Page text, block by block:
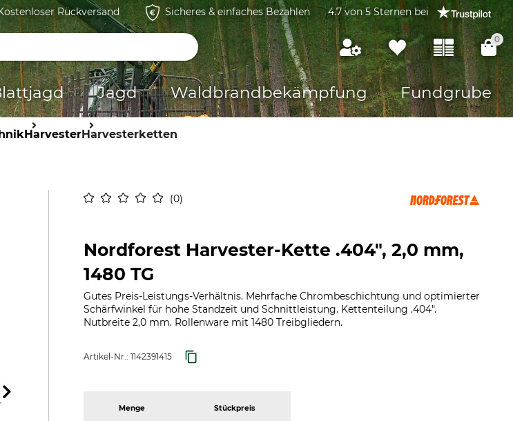
Rückversand Sicheres & einfaches Bezahlen 4.7 von 5 Sternen bei
0
Jagd Waldbrandbekämpfung Fundgrube
HarvesterHarvesterketten
0
Nordforest Harvester-Kette .404", 2,0 mm,
1480 TG
Gutes Preis-Leistungs-Verhältnis. Mehrfache Chrombeschichtung und optimierter
Schärfwinkel für hohe Standzeit und Schnittleistung. Kettenteilung .404".
Nutbreite 2,0 mm. Rollenware mit 1480 Treibgliedern.
Artikel-Nr.: 1142391415
Menge Stückpreis